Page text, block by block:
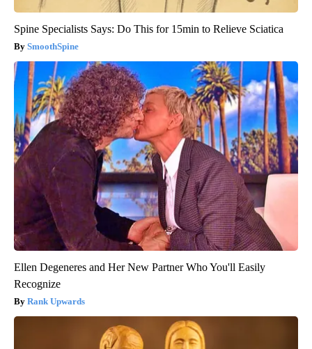
Spine Specialists Says: Do This for 15min to Relieve Sciatica
SmoothSpine
Ellen Degeneres and Her New Partner Who You'll Easily
Recognize
Rank Upwards